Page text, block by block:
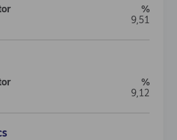
9,51
9,12